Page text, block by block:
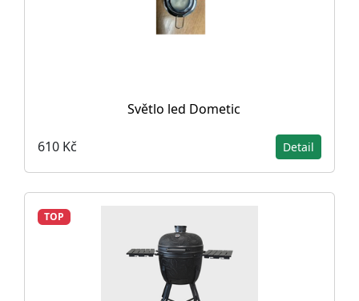
Světlo led Dometic
610 Kč Detail
TOP